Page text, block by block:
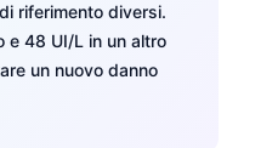
riferimento diversi.
e 48 UI/L in un altro
un nuovo danno